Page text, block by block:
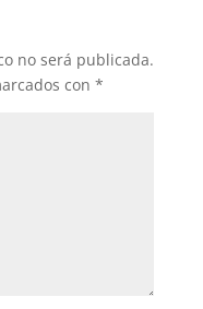
no será publicada.
con *